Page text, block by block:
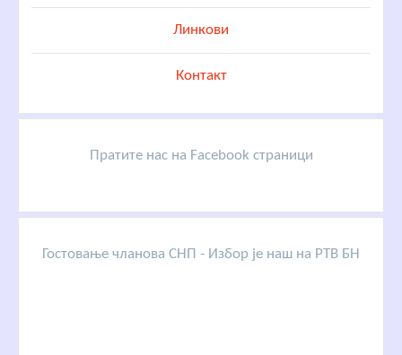
Линкови
Контакт
Пратите нас на Facebook страници
Гостовање чланова СНП - Избор је наш на РТВ БН